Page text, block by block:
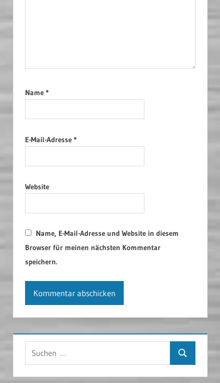
Name *
E-Mail-Adresse *
Website
Name, E-Mail-Adresse und Website in diesem
Browser für meinen nächsten Kommentar
speichern.
Suchen